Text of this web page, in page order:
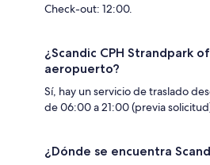
Check-out: 12:00.
¿Scandic CPH Strandpark
aeropuerto?
Sí, hay un servicio de traslado
de 06:00 a 21:00 (previa
¿Dónde se encuentra